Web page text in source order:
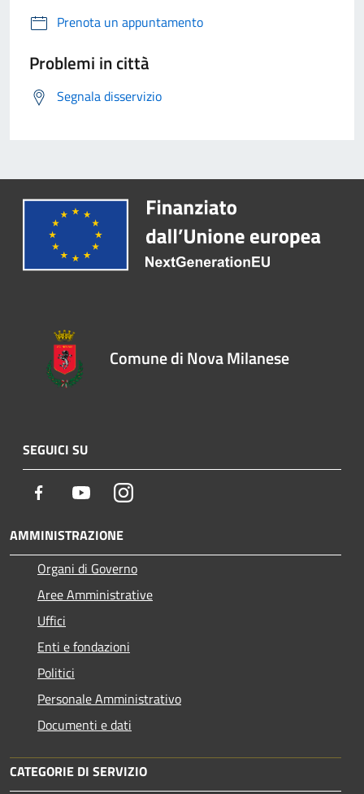
Prenota un appuntamento
Problemi in città
Segnala disservizio
Comune di Nova Milanese
SEGUICI SU
Facebook YoutubeInstagram
AMMINISTRAZIONE
Organi di Governo
Aree Amministrative
Uffici
Enti e fondazioni
Politici
Personale Amministrativo
Documenti e dati
CATEGORIE DI SERVIZIO